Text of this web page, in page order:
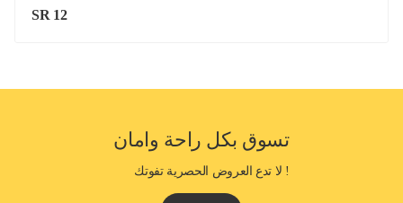
SR 12
تسوق بكل راحة وامان
! لا تدع العروض الحصرية تفوتك